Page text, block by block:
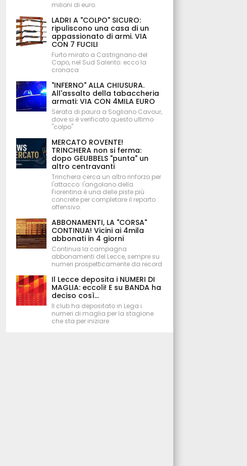
milioni di euro.
LADRI A "COLPO" SICURO:
ripuliscono una casa di un
appassionato di armi. VIA
CON 7 FUCILI
Furto mirato a Castrignano del
Capo, nel Sud Salento: ecco la
cronaca
"INFERNO" ALLA CHIUSURA.
All'assalto della tabaccheria
armati: VIA CON 4MILA EURO
Serata di paura a Sogliano Cavour,
dove si è verificato questo ultimo
"colpo"
MERCATO ROVENTE!
TRINCHERA non si ferma:
dopo GEUBBELS "punta" un
altro centravanti
Trinchera cerca un altro rinforzo per
l'attacco: l'angolano della
Fiorentina è una delle piste più
concrete per completare il reparto
offensivo.
ABBONAMENTI, LA "CORSA"
CONTINUA! Vicini ai 4mila
abbonati in 4 giorni
Continua la campagna
abbonamenti del Lecce, sempre su
numeri prospetticamente da record
Il Lecce deposita i NUMERI DI
MAGLIA: eccoli! E su BANDA ha
deciso così...
Il club ha depositato in Lega i
numeri di maglia per la stagione
che sta per iniziare